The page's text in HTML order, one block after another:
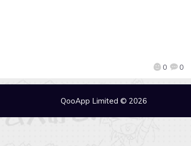
0 0
QooApp Limited © 2026